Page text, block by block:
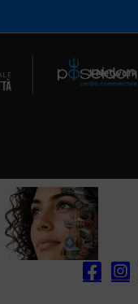
Il Network